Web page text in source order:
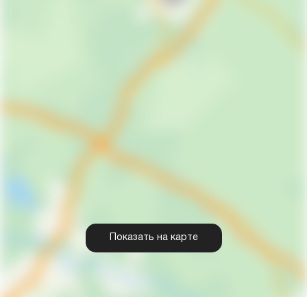
Показать на карте